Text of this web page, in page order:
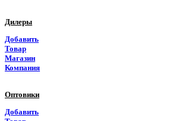
Дилеры
Добавить
Товар
Магазин
Компания
Оптовики
Добавить